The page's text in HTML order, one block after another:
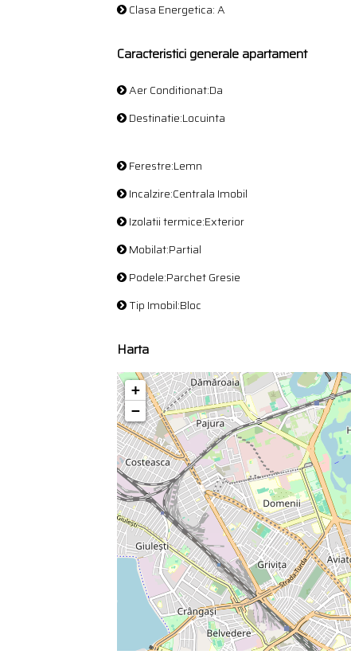
Clasa Energetica: A
Caracteristici generale apartament
Aer Conditionat:Da
Destinatie:Locuinta
Ferestre:Lemn
Incalzire:Centrala Imobil
Izolatii termice:Exterior
Mobilat:Partial
Podele:Parchet Gresie
Tip Imobil:Bloc
Harta
+
−